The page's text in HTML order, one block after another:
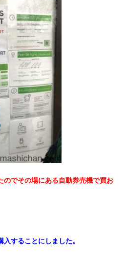
のでその場にある自動券売機で買お
することにしました。